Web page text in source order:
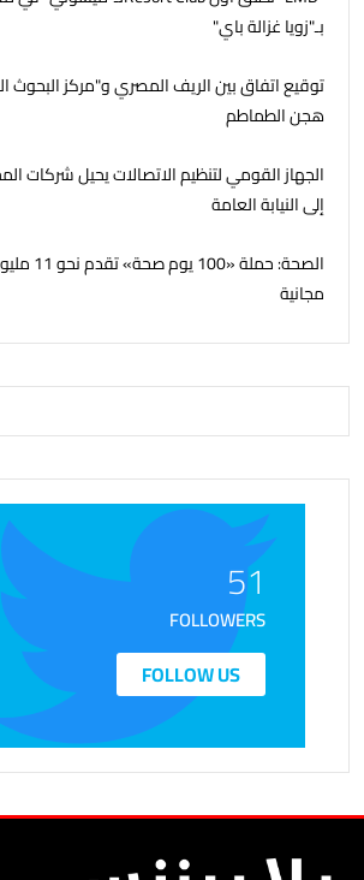
بـ"زويا غزالة باي"
توقيع اتفاق بين الريف المصري و"مركز البحوث
هجن الطماطم
الجهاز القومي لتنظيم الاتصالات يحيل شركات
إلى النيابة العامة
الصحة:
مجانية
51
FOLLOWERS
FOLLOW US